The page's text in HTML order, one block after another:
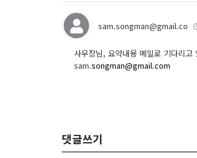
sam.songman@gmail.co
사무장님, 요약내용 메일로 기다리고
sam.songman@gmail.com
댓글쓰기